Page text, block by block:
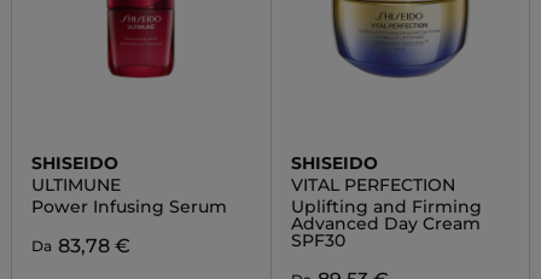
SHISEIDO
ULTIMUNE
Power Infusing Serum
Da 83,78 €
SHISEIDO
VITAL PERFECTION
Uplifting and Firming
Advanced Day Cream
SPF30